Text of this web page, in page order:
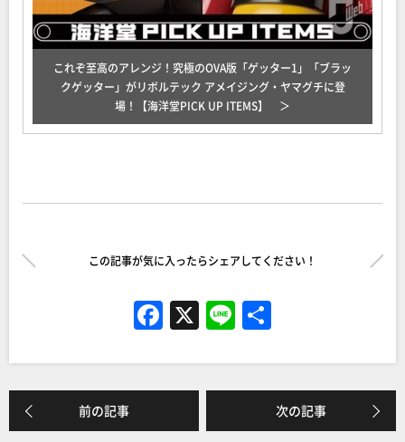
これぞ至高のアレンジ！究極のOVA版「ゲッター1」「ブラッ
クゲッター」がリボルテック アメイジング・ヤマグチに登
場！【海洋堂PICK UP ITEMS】
この記事が気に入ったらシェアしてください！
F
a
c
e
b
X Li
n
e
前の記事 次の記事